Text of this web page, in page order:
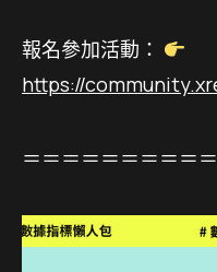
報名參加活動：
https://
＝＝＝＝＝＝＝＝＝